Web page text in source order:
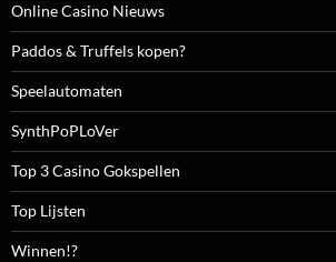
Online Casino Nieuws
Paddos & Truffels kopen?
Speelautomaten
SynthPoPLoVer
Top 3 Casino Gokspellen
Top Lijsten
Winnen!?